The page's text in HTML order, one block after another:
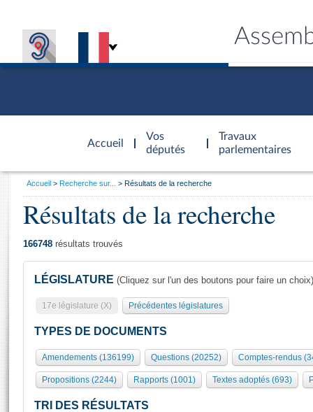
Accueil
d'accueil
Vos
députés
Travaux
parlementaires
Présidence
577 députés
Groupes politiques
Séance publique
Commissions et autres organes
Europe et International
Général
Rôle et pouvoirs de l'Assemblée
Organisation de l'Assemblée
Présidence Conférence des Présidents Bureau Collège des
Visiter l'Assemblée
Visite virtuelle du palais Bourbon
Assister à une séance
Vous
Accueil Recherche sur... Résultats de la recherche
Résultats de la recherche
166748 résultats trouvés
LÉGISLATURE (Cliquez sur l'un des boutons pour faire un choix)
17e législature (X) Précédentes législatures
TYPES DE DOCUMENTS
Amendements (136199) Questions (20252) Comptes-rendus
Propositions (2244) Rapports (1001) Textes adoptés (693)
TRI DES RÉSULTATS